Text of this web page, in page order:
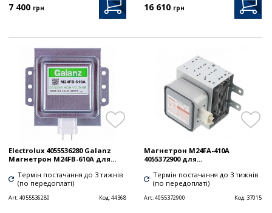
7 400 грн 16 610 грн
Electrolux 4055536280 Galanz
Магнетрон M24FB-610A для...
Термін постачання до 3 тижнів
(по передоплаті)
Art:4055536280 Код:44368
Магнетрон M24FA-410A
4055372900 для...
Термін постачання до 3 тижнів
(по передоплаті)
Art:4055372900 Код: 37015